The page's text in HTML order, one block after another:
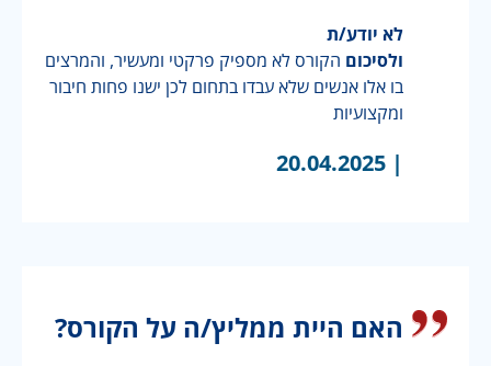
לא יודע/ת
ולסיכום הקורס לא מספיק פרקטי ומעשיר, והמרצים
בו אלו אנשים שלא עבדו בתחום לכן ישנו פחות חיבור
ומקצועיות
|
20.04.2025
האם היית ממליץ/ה על הקורס?